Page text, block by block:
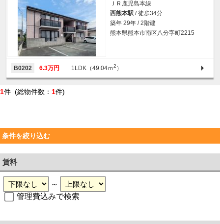
ＪＲ鹿児島本線
西熊本駅 / 徒歩34分
築年 29年 / 2階建
熊本県熊本市南区八分字町2215
B0202 6.3万円 1LDK（49.04ｍ2 ）
1件 (総物件数： 1件)
条件を絞り込む
賃料
～
管理費込みで検索